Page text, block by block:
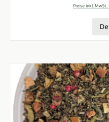
Preise inkl. MwSt.